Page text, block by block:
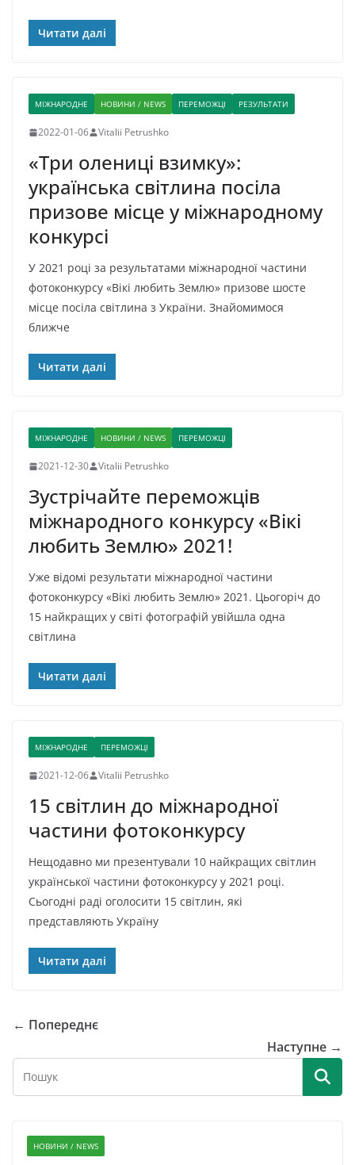
Читати далі
МІЖНАРОДНЕ НОВИНИ / NEWS ПЕРЕМОЖЦІ РЕЗУЛЬТАТИ
2022-01-06 Vitalii Petrushko
«Три олениці взимку»:
українська світлина посіла
призове місце у міжнародному
конкурсі
У 2021 році за результатами міжнародної частини
фотоконкурсу «Вікі любить Землю» призове шосте
місце посіла світлина з України. Знайомимося
ближче
Читати далі
МІЖНАРОДНЕ НОВИНИ / NEWS ПЕРЕМОЖЦІ
2021-12-30 Vitalii Petrushko
Зустрічайте переможців
міжнародного конкурсу «Вікі
любить Землю» 2021!
Уже відомі результати міжнародної частини
фотоконкурсу «Вікі любить Землю» 2021. Цьогоріч до
15 найкращих у світі фотографій увійшла одна
світлина
Читати далі
МІЖНАРОДНЕ ПЕРЕМОЖЦІ
2021-12-06 Vitalii Petrushko
15 світлин до міжнародної
частини фотоконкурсу
Нещодавно ми презентували 10 найкращих світлин
української частини фотоконкурсу у 2021 році.
Сьогодні раді оголосити 15 світлин, які
представляють Україну
Читати далі
← Попереднє
Наступне →
НОВИНИ / NEWS